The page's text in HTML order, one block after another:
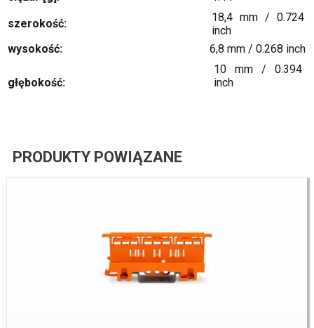
szerokość:
18,4 mm / 0.724
inch
wysokość:
6,8 mm / 0.268 inch
głębokość:
10 mm / 0.394
inch
PRODUKTY POWIĄZANE